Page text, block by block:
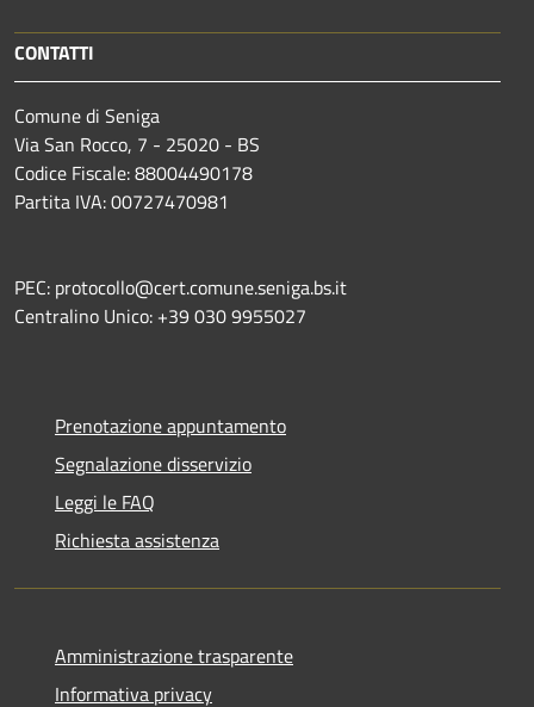
CONTATTI
Comune di Seniga
Via San Rocco, 7 - 25020 - BS
Codice Fiscale: 88004490178
Partita IVA: 00727470981
PEC: protocollo@cert.comune.seniga.bs.it
Centralino Unico: +39 030 9955027
Prenotazione appuntamento
Segnalazione disservizio
Leggi le FAQ
Richiesta assistenza
Amministrazione trasparente
Informativa privacy